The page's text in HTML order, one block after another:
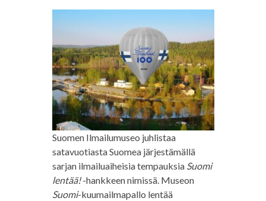
Suomen Ilmailumuseo juhlistaa
satavuotiasta Suomea järjestämällä
sarjan ilmailuaiheisia tempauksia Suomi
lentää!-hankkeen nimissä. Museon
Suomi-kuumailmapallo lentää